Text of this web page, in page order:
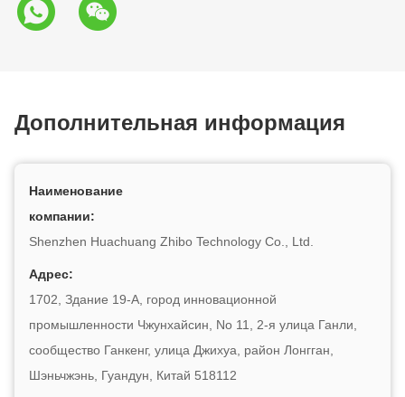
Дополнительная информация
Наименование
компании:
Shenzhen Huachuang Zhibo Technology Co., Ltd.
Адрес:
1702, Здание 19-А, город инновационной
промышленности Чжунхайсин, No 11, 2-я улица Ганли,
сообщество Ганкенг, улица Джихуа, район Лонгган,
Шэньчжэнь, Гуандун, Китай 518112